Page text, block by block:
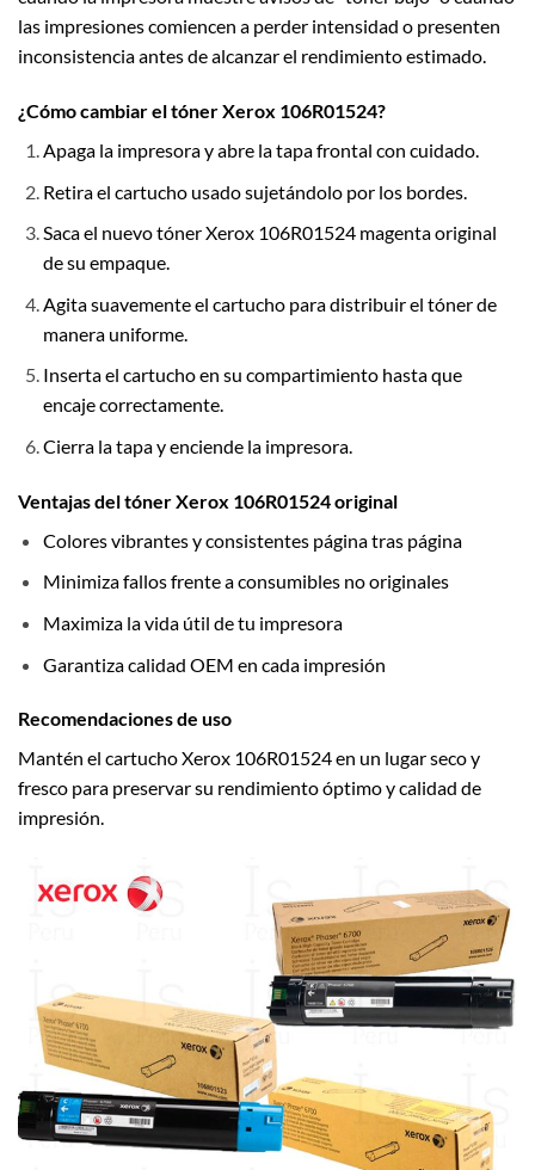
las impresiones comiencen a perder intensidad o presenten
inconsistencia antes de alcanzar el rendimiento estimado.
¿Cómo cambiar el tóner Xerox 106R01524?
Apaga la impresora y abre la tapa frontal con cuidado.
Retira el cartucho usado sujetándolo por los bordes.
Saca el nuevo tóner Xerox 106R01524 magenta original
de su empaque.
Agita suavemente el cartucho para distribuir el tóner de
manera uniforme.
Inserta el cartucho en su compartimiento hasta que
encaje correctamente.
Cierra la tapa y enciende la impresora.
Ventajas del tóner Xerox 106R01524 original
Colores vibrantes y consistentes página tras página
Minimiza fallos frente a consumibles no originales
Maximiza la vida útil de tu impresora
Garantiza calidad OEM en cada impresión
Recomendaciones de uso
Mantén el cartucho Xerox 106R01524 en un lugar seco y
fresco para preservar su rendimiento óptimo y calidad de
impresión.